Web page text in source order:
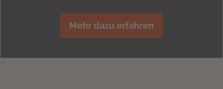
Mehr dazu erfahren